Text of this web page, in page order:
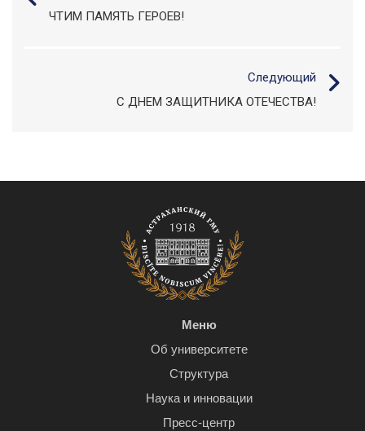
ЧТИМ ПАМЯТЬ ГЕРОЕВ!
Следующий
С ДНЕМ ЗАЩИТНИКА ОТЕЧЕСТВА!
Меню
Об университете
Структура
Наука и инновации
Пресс-центр